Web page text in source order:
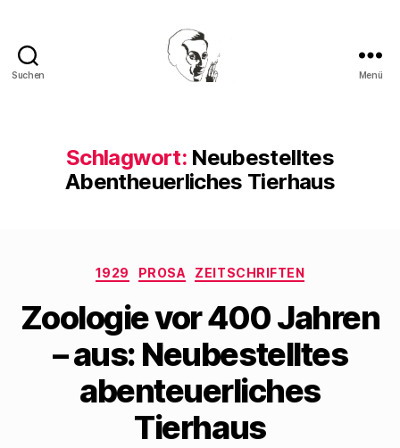
Suchen Menü
Schlagwort: Neubestelltes
Abentheuerliches Tierhaus
Kategorien
1929 PROSA ZEITSCHRIFTEN
Zoologie vor 400 Jahren
– aus: Neubestelltes
abenteuerliches
Tierhaus